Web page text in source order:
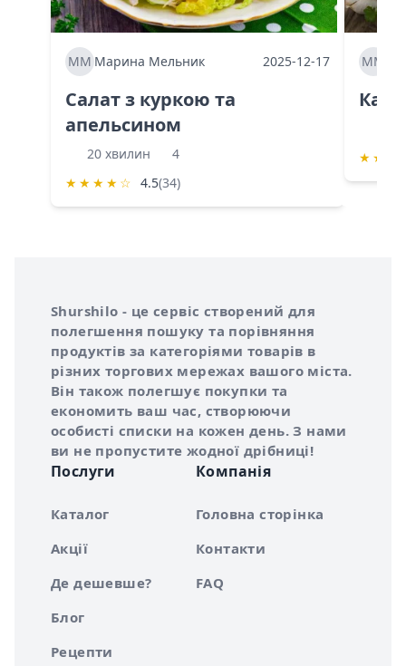
ММ Марина Мельник 2025-12-17
Салат з куркою та
апельсином
20 хвилин
4
★ ★ ★ ★ ☆ 4.5(34)
ММ
★ ★
Про сервіс Shurshilo
Shurshilo - це сервіс створений для
полегшення пошуку та порівняння
продуктів за категоріями товарів в
різних торгових мережах вашого міста.
Він також полегшує покупки та
економить ваш час, створюючи
особисті списки на кожен день. З нами
ви не пропустите жодної дрібниці!
Послуги
Каталог
Акції
Де дешевше?
Блог
Рецепти
Компанія
Головна сторінка
Контакти
FAQ